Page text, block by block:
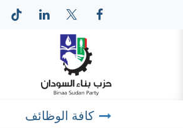
تخطي للذهاب إلى المحتوى
كافة الوظائف